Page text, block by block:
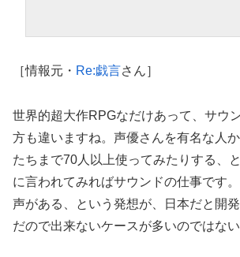
［情報元・ Re:戯言さん］
世界的超大作RPGなだけあって、サウ
方も違いますね。声優さんを有名な人
たちまで70人以上使ってみたりする、
に言われてみればサウンドの仕事です
声がある、という発想が、日本だと開
だので出来ないケースが多いのではない